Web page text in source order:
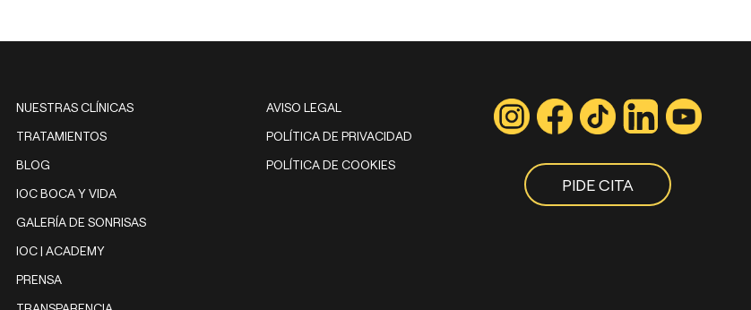
NUESTRAS CLÍNICAS
TRATAMIENTOS
BLOG
IOC BOCA Y VIDA
GALERÍA DE SONRISAS
IOC | ACADEMY
PRENSA
AVISO LEGAL
POLÍTICA DE PRIVACIDAD
POLÍTICA DE COOKIES
PIDE CITA